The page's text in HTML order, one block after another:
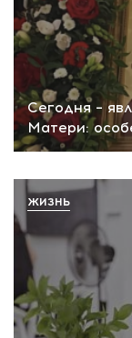
Сегодня –
Матери:
ЖИЗНЬ